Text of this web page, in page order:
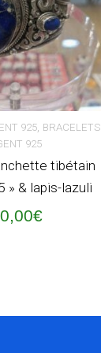
925, BRACELETS
925
tibétain
» & lapis-lazuli
€